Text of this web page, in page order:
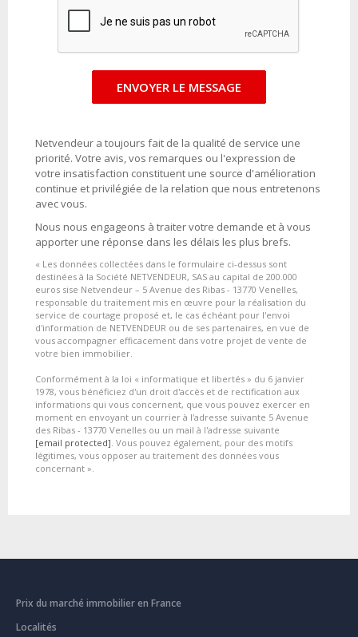
Netvendeur a toujours fait de la qualité de service une
priorité. Votre avis, vos remarques ou l'expression de
votre insatisfaction constituent une source d'amélioration
continue et privilégiée de la relation que nous entretenons
avec vous.
Nous nous engageons à traiter votre demande et à vous
apporter une réponse dans les délais les plus brefs.
« Les données collectées dans le formulaire ci-dessus sont
destinées à la Société NETVENDEUR, SAS au capital de 200.000
euros sise Netvendeur – 5 Avenue des Ribas - 13770 Venelles,
responsable du traitement mis en œuvre pour la réalisation du
service de courtage proposé et, le cas échéant pour l'envoi
d'information de NETVENDEUR ou de ses partenaires, en vue de
vous accompagner efficacement dans votre projet de vente de
votre bien immobilier.
Conformément à la loi « informatique et libertés » du 6 janvier
1978, vous bénéficiez d'un droit d'accès et de rectification aux
informations qui vous concernent, que vous pouvez exercer en
moment en envoyant un courrier à l'adresse suivante 5 Avenue
des Ribas - 13770 Venelles ou un mail à l'adresse suivante
[email protected] . Vous pouvez également, pour des motifs
légitimes, vous opposer au traitement des données vous
concernant ».
Prix du marché immobilier en France
Localités